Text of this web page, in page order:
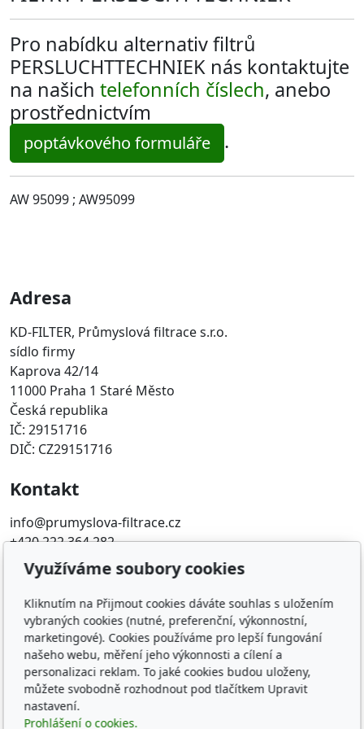
Pro nabídku alternativ filtrů
PERSLUCHTTECHNIEK nás kontaktujte
na našich telefonních číslech, anebo
prostřednictvím
poptávkového formuláře .
AW 95099 ; AW95099
Adresa
KD-FILTER, Průmyslová filtrace s.r.o.
sídlo firmy
Kaprova 42/14
11000 Praha 1 Staré Město
Česká republika
IČ: 29151716
DIČ: CZ29151716
Kontakt
info@prumyslova-filtrace.cz
+420 222 364 282
Oblíbené odkazy
Katalog filtrů MANN
KDFILTER.CZ
FILTR-FILTRY.CZ
FILTER-FILTERS.EU
Vyhledávání filtrů podle rozměru
Využíváme soubory cookies
Kliknutím na Přijmout cookies dáváte souhlas s uložením
vybraných cookies (nutné, preferenční, výkonnostní,
marketingové). Cookies používáme pro lepší fungování
našeho webu, měření jeho výkonnosti a cílení a
personalizaci reklam. To jaké cookies budou uloženy,
můžete svobodně rozhodnout pod tlačítkem Upravit
nastavení.
Prohlášení o cookies.